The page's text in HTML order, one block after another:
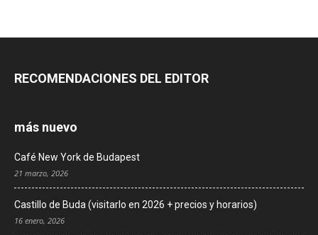
RECOMENDACIONES DEL EDITOR
más nuevo
Café New York de Budapest
21 marzo, 2026
Castillo de Buda (visitarlo en 2026 + precios y horarios)
16 enero, 2026